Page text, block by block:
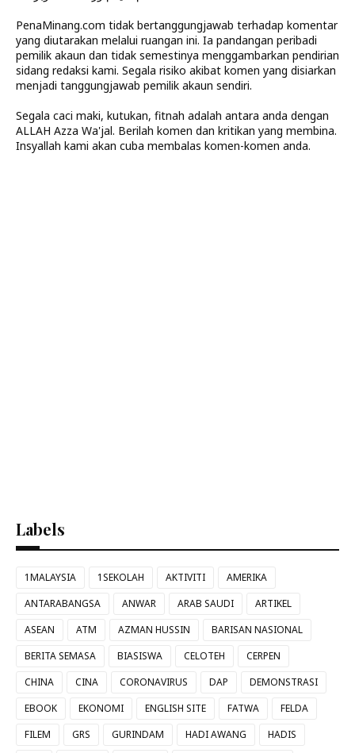
PenaMinang.com tidak bertanggungjawab terhadap komentar
yang diutarakan melalui ruangan ini. Ia pandangan peribadi
pemilik akaun dan tidak semestinya menggambarkan pendirian
sidang redaksi kami. Segala risiko akibat komen yang disiarkan
menjadi tanggungjawab pemilik akaun sendiri.
Segala caci maki, kutukan, fitnah adalah antara anda dengan
ALLAH Azza Wa'jal. Berilah komen dan kritikan yang membina.
Insyallah kami akan cuba membalas komen-komen anda.
Labels
1MALAYSIA 1SEKOLAH AKTIVITI
AMERIKA
ANTARABANGSA
ANWAR ARAB SAUDI
ARTIKEL
ASEAN
ATM AZMAN HUSSIN
BARISAN NASIONAL
BERITA SEMASA
BIASISWA CELOTEH
CERPEN
CHINA
CINA CORONAVIRUS DAP
DEMONSTRASI
EBOOK
EKONOMI ENGLISH SITE FATWA
FELDA
FILEM
GRS GURINDAM HADI AWANG
HADIS